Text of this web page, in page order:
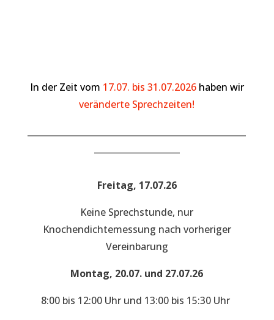
In der Zeit vom 17.07. bis 31.07.2026 haben wir
veränderte Sprechzeiten!
Freitag, 17.07.26
Keine Sprechstunde, nur
Knochendichtemessung nach vorheriger
Vereinbarung
Montag, 20.07. und 27.07.26
8:00 bis 12:00 Uhr und 13:00 bis 15:30 Uhr